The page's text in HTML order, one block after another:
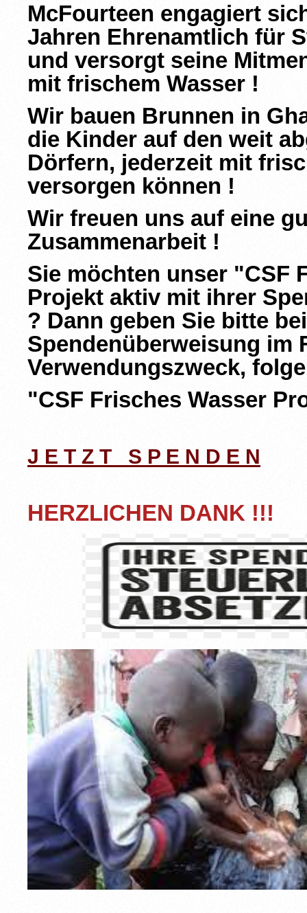
McFourteen engagiert
Jahren Ehrenamtlich für
und versorgt seine
mit frischem Wasser !
Wir bauen Brunnen in
die Kinder auf den weit
Dörfern, jederzeit mit
versorgen können !
Wir freuen uns auf eine
Zusammenarbeit !
Sie möchten unser "CSF
Projekt aktiv mit ihrer
? Dann geben Sie bitte
Spendenüberweisung im
Verwendungszweck,
"CSF Frisches Wasser
J E T Z T S P E N D E N
HERZLICHEN DANK !!!